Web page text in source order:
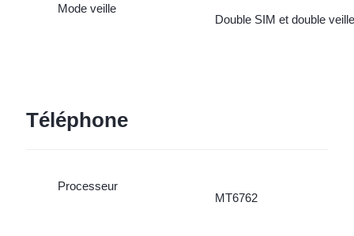
Mode veille
Double SIM et double veille
Téléphone
Processeur
MT6762